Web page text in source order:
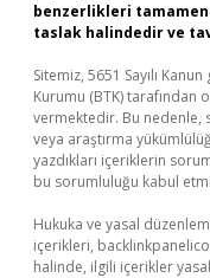
benzerlikleri
taslak halindedir ve
Sitemiz, 5651 Sayılı
Kurumu (BTK) tarafından
vermektedir. Bu
veya araştırma
yazdıkları içeriklerin
bu sorumluluğu kabul
Hukuka ve yasal
içerikleri,
halinde, ilgili içerikler